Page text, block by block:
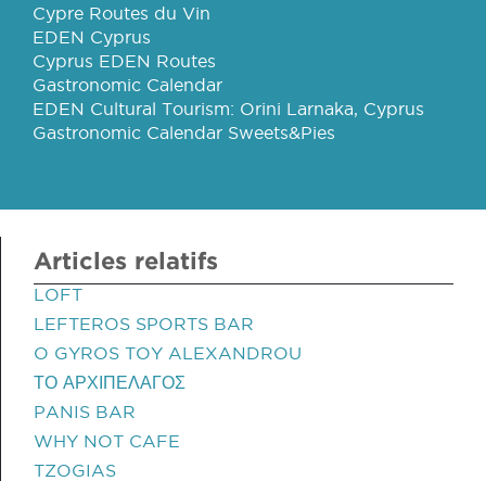
Cypre Routes du Vin
EDEN Cyprus
Cyprus EDEN Routes
Gastronomic Calendar
EDEN Cultural Tourism: Orini Larnaka, Cyprus
Gastronomic Calendar Sweets&Pies
Articles relatifs
LOFT
LEFTEROS SPORTS BAR
O GYROS TOY ALEXANDROU
ΤΟ ΑΡΧΙΠΕΛΑΓΟΣ
PANIS BAR
WHY NOT CAFE
TZOGIAS